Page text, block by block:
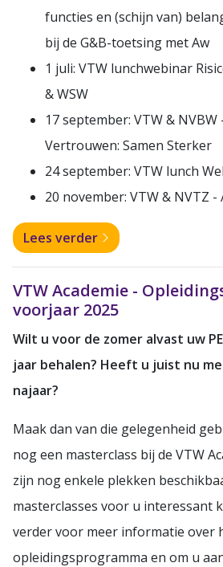
functies en (schijn van)
bij de G&B-toetsing met Aw
1 juli: VTW lunchwebinar
& WSW
17 september: VTW &
Vertrouwen: Samen Sterker
24 september: VTW lunch
20 november: VTW & NVTZ
Lees verder
VTW Academie -
voorjaar 2025
Wilt u voor de zomer alvast uw
jaar behalen? Heeft u juist nu
najaar?
Maak dan van die gelegenheid
nog een masterclass bij de VTW
zijn nog enkele plekken
masterclasses voor u interessant
verder voor meer informatie over
opleidingsprogramma en om u